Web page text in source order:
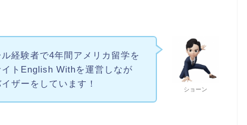
ショーン
経験者で4年間アメリカ留学を
トEnglish Withを運営しなが
ザーをしています！